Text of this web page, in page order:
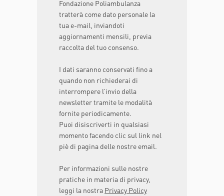
Fondazione Poliambulanza
tratterà come dato personale la
tua e-mail, inviandoti
aggiornamenti mensili, previa
raccolta del tuo consenso.
I dati saranno conservati fino a
quando non richiederai di
interrompere l’invio della
newsletter tramite le modalità
fornite periodicamente.
Puoi disiscriverti in qualsiasi
momento facendo clic sul link nel
piè di pagina delle nostre email.
Per informazioni sulle nostre
pratiche in materia di privacy,
leggi la nostra Privacy Policy